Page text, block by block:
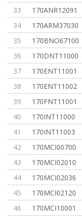
33
170ANR12091
34
170ARM37030
35
170BNO67100
36
170DNT11000
37
170ENT11001
38
170ENT11002
39
170FNT11001
40
170INT11000
41
170INT11003
42
170MCI00700
43
170MCI02010
44
170MCI02036
45
170MCI02120
46
170MCI10001